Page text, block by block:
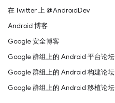
在 Twitter 上 @AndroidDev
Android 博客
Google 安全博客
Google 群组上的 Android 平台论坛
Google 群组上的 Android 构建论坛
Google 群组上的 Android 移植论坛